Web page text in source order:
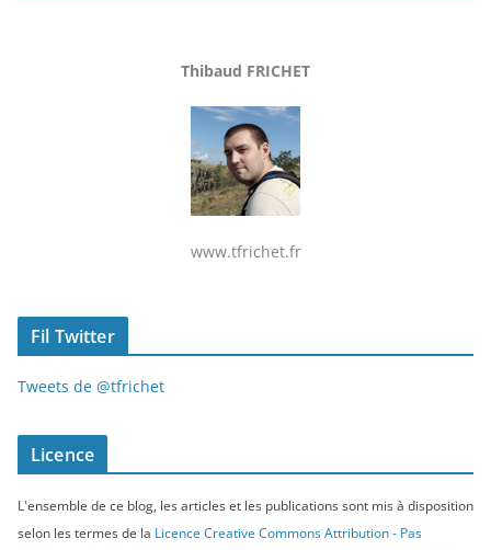
Thibaud FRICHET
www.tfrichet.fr
Fil Twitter
Tweets de @tfrichet
Licence
L'ensemble de ce blog, les articles et les publications sont mis à disposition
selon les termes de la Licence Creative Commons Attribution - Pas